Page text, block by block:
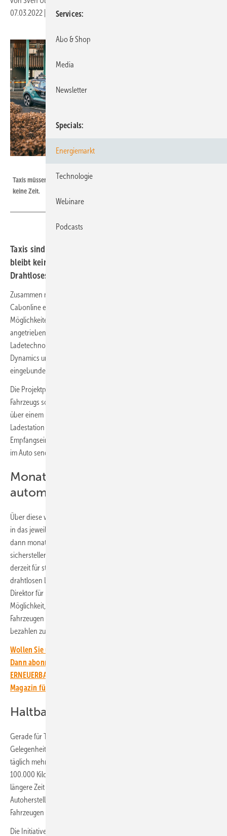
07.03.2022
Druckvorschau
Taxis müssen jederzeiti einsatzbereit sein. Für lange Ladestopps belibt da
keine Zeit.
Taxis sind täglich mehr als zwölf Stunden unterwegs. Da
bleibt keine Zeit für lange Stopps an Ladesäulen.
Drahtloses Laden bietet sich als Lösung an.
Zusammen mit dem Autohersteller Volvo und dem Taxiunternehmen
Cabonline entwickelt und testet Vattenfall in Göteborg die
Möglichkeiten des induktiven Ladens für batterieelektrisch
angetriebene Taxis. In das Projekt zur Entwicklung der drahtlosen
Ladetechnologie sind auch der Hardwareanbieter Momentum
Dynamics und der kommunale Energieversorger Göteborg Energi
eingebunden.
Die Projektpartner verfolgen dabei den Ansatz, dass das Laden des
Fahrzeugs sofort und automatisch startet, wenn ein kompatibles Taxi
über einem in die Straße eingelassenen Ladepad einparkt. Die
Ladestation sendet Energie durch das Ladepad, die von einer
Empfangseinheit im Auto aufgenommen wird. Eine Fahrzeugkennung
im Auto sendet eine Autorisierung an Vattenfall.
Monatliche Abrechnung
automatisch erstellen
Über diese weiß das Energieunternehmen dann genau, wie viel Strom
in das jeweilige Fahrzeug geladen wurde. Daraus erstellt Vattenfall
dann monatliche Rechnungen. „Vattenfall wird im Testzeitraum
sicherstellen, dass die automatische Zahlungslösung Incharge, die
derzeit für stationäre Ladelösungen verwendet wird, im Rahmen des
drahtlosen Ladens reibungslos funktioniert”, sagt Susanna Hurtig,
Direktor für Elektromobilität Nordic bei Vattenfall. „Dies bietet die
Möglichkeit, unsere Lösung für zukünftige Alternativen zum Laden von
Fahrzeugen und den Bezahlvorgang zu entwickeln. Virtuell laden und
bezahlen zu können, ist ein wichtiger Schritt”, betont sie.
Wollen Sie über die Energiewende auf dem Laufenden bleiben?
Dann abonnieren Sie einfach den kostenlosen Newsletter von
ERNEUERBARE ENERGIEN – dem größten verbandsunabhängigen
Magazin für erneuerbare Energien in Deutschland!
Haltbarkeitstests für Elektrovolvos
Gerade für Taxis ist es wichtig, dass sie bei jeder sich bietenden
Gelegenheit geladen werden. Denn die Fahrzeuge sind in der Regel
täglich mehr als 12 Stunden unterwegs und fahren im Schnitt mehr als
100.000 Kilometer pro Jahr. Da bleibt keine Zeit, zwischendurch
längere Zeit an der Ladesäule zu stehen. Zusätzlich ist es für den
Autohersteller Volvo ein erster Haltbarkeitstest von vollelektrischen
Fahrzeugen in einem kommerziellen Nutzungsszenario.
Die Initiative für kabelloses Laden ist Teil des strategischen Projekts
Services
Abo & Shop
Media
Newsletter
Specials
Energiemarkt
Technologie
Webinare
Podcasts